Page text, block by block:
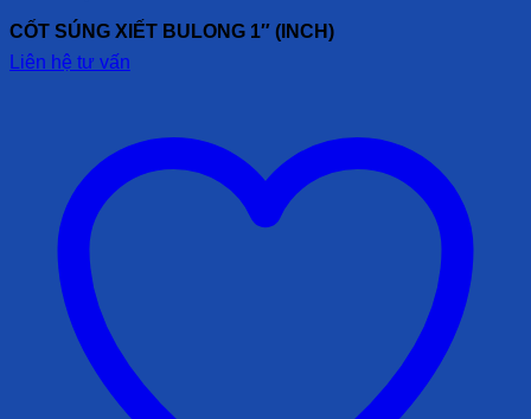
CỐT SÚNG XIẾT BULONG 1″ (INCH)
Liên hệ tư vấn